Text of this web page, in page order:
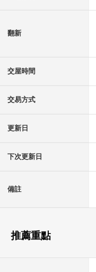
翻新
交屋時間
交易方式
更新日
下次更新日
備註
推薦重點